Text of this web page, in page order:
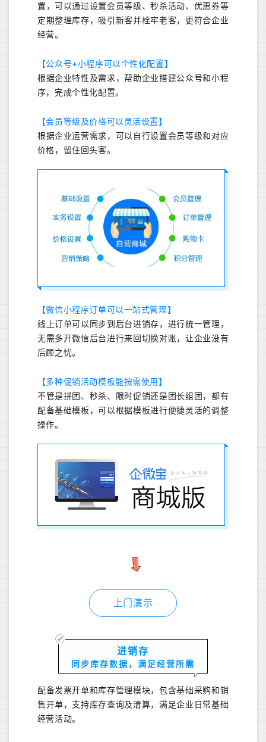
置，可以通过设置会员等级、秒杀活动、优惠券等
定期整理库存，吸引新客并栓牢老客，更符合企业
经营。
【公众号+小程序可以个性化配置】
根据企业特性及需求，帮助企业搭建公众号和小程
序，完成个性化配置。
【会员等级及价格可以灵活设置】
根据企业运营需求，可以自行设置会员等级和对应
价格，留住回头客。
【微信小程序订单可以一站式管理】
线上订单可以同步到后台进销存，进行统一管理，
无需多开微信后台进行来回切换对账，让企业没有
后顾之忧。
【多种促销活动模板能按需使用】
不管是拼团、秒杀、限时促销还是团长组团，都有
配备基础模板，可以根据模板进行便捷灵活的调整
操作。
上门演示
进销存
同步库存数据，满足经营所需
配备发票开单和库存管理模块，包含基础采购和销
售开单，支持库存查询及清算，满足企业日常基础
经营活动。